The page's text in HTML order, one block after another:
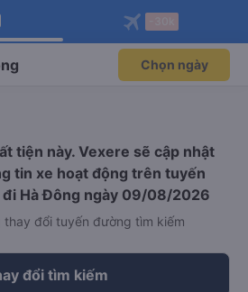
Vexere ngay!
đãi thành viên độc
Mở app
Vexere
khi đặt vé máy bay qua
Mở app
Chọn ngày
tiện này. Vexere sẽ cập nhật
tin xe hoạt động trên tuyến
đi Hà Đông ngày 09/08/2026
thay đổi tuyến đường tìm kiếm
đổi tìm kiếm